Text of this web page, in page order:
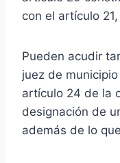
con el artículo
Pueden acudir
juez de
artículo 24 de la
designación de
además de lo